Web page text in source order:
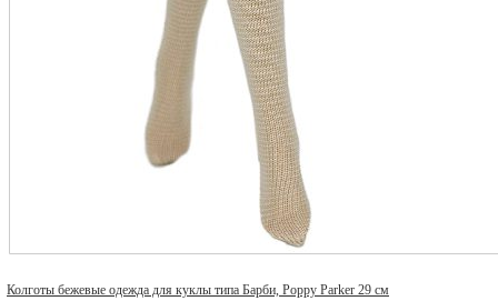
Колготы бежевые одежда для куклы типа Барби, Poppy Parker 29 см